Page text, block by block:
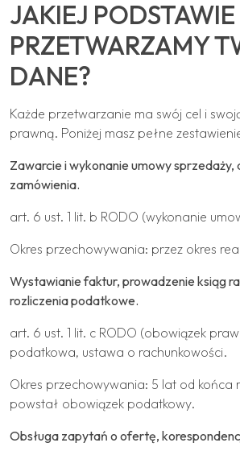
JAKIEJ PODSTAWIE
PRZETWARZAMY
DANE?
Każde przetwarzanie ma swój cel i
prawną. Poniżej masz pełne
Zawarcie i wykonanie umowy sprzedaży,
zamówienia.
art. 6 ust. 1 lit. b RODO (wykonanie
Okres przechowywania: przez okres
Wystawianie faktur, prowadzenie ksiąg
rozliczenia podatkowe.
art. 6 ust. 1 lit. c RODO (obowiązek
podatkowa, ustawa o rachunkowości.
Okres przechowywania: 5 lat od końca
powstał obowiązek podatkowy.
Obsługa zapytań o ofertę,